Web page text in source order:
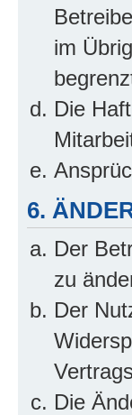
im
Die
6.
Der
zu
Der
Die